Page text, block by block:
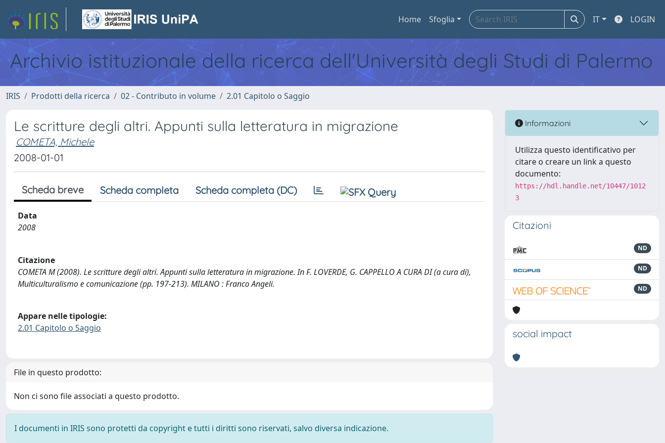
Home Sfoglia IT LOGIN
Archivio istituzionale della ricerca dell'Università degli Studi di Palermo
IRIS Prodotti della ricerca 02 - Contributo in volume 2.01 Capitolo o Saggio
Le scritture degli altri. Appunti sulla letteratura in migrazione
COMETA, Michele
2008-01-01
Scheda breve Scheda completa Scheda completa (DC)
Data
2008
Citazione
COMETA M (2008). Le scritture degli altri. Appunti sulla letteratura in migrazione. In F. LOVERDE, G. CAPPELLO A CURA DI (a cura di),
Multiculturalismo e comunicazione (pp. 197-213). MILANO : Franco Angeli.
Appare nelle tipologie:
2.01 Capitolo o Saggio
File in questo prodotto:
Non ci sono file associati a questo prodotto.
I documenti in IRIS sono protetti da copyright e tutti i diritti sono riservati, salvo diversa indicazione.
Informazioni
Utilizza questo identificativo per
citare o creare un link a questo
documento:
https://hdl.handle.net/10447/1012
3
Citazioni
ND
ND
ND
social impact